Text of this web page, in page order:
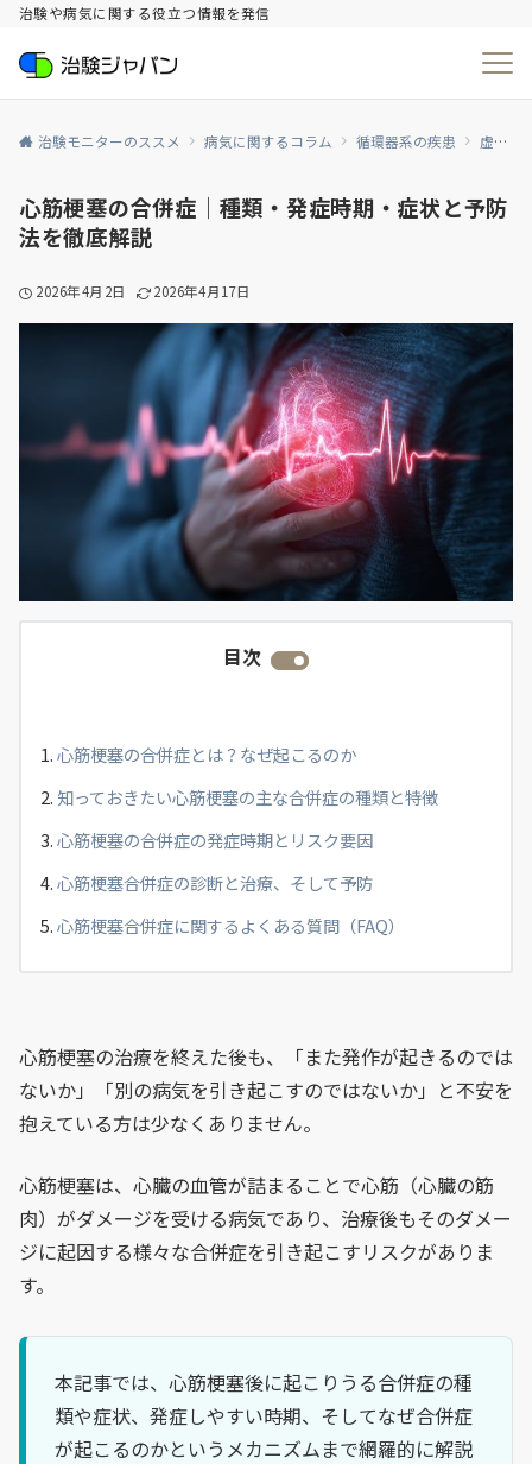
治験や病気に関する役立つ情報を発信
治験モニターのススメ 病気に関するコラム 循環器系の疾患 虚血性心疾患
心筋梗塞の合併症｜種類・発症時期・症状と予防
法を徹底解説
2026年4月2日 2026年4月17日
目次
心筋梗塞の合併症とは？なぜ起こるのか
知っておきたい心筋梗塞の主な合併症の種類と特徴
心筋梗塞の合併症の発症時期とリスク要因
心筋梗塞合併症の診断と治療、そして予防
心筋梗塞合併症に関するよくある質問（FAQ）
心筋梗塞の治療を終えた後も、「また発作が起きるのでは
ないか」「別の病気を引き起こすのではないか」と不安を
抱えている方は少なくありません。
心筋梗塞は、心臓の血管が詰まることで心筋（心臓の筋
肉）がダメージを受ける病気であり、治療後もそのダメー
ジに起因する様々な合併症を引き起こすリスクがありま
す。
本記事では、心筋梗塞後に起こりうる合併症の種
類や症状、発症しやすい時期、そしてなぜ合併症
が起こるのかというメカニズムまで網羅的に解説